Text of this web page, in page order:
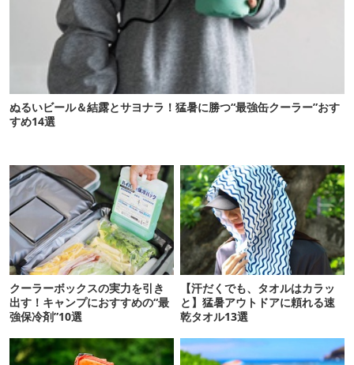
ぬるいビール＆結露とサヨナラ！猛暑に勝つ“最強缶クーラー”おす
すめ14選
クーラーボックスの実力を引き
出す！キャンプにおすすめの“最
強保冷剤”10選
【汗だくでも、タオルはカラッ
と】猛暑アウトドアに頼れる速
乾タオル13選